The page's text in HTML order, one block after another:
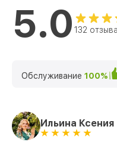
5.0 132
Обслуживание 100%
Ильина Ксения